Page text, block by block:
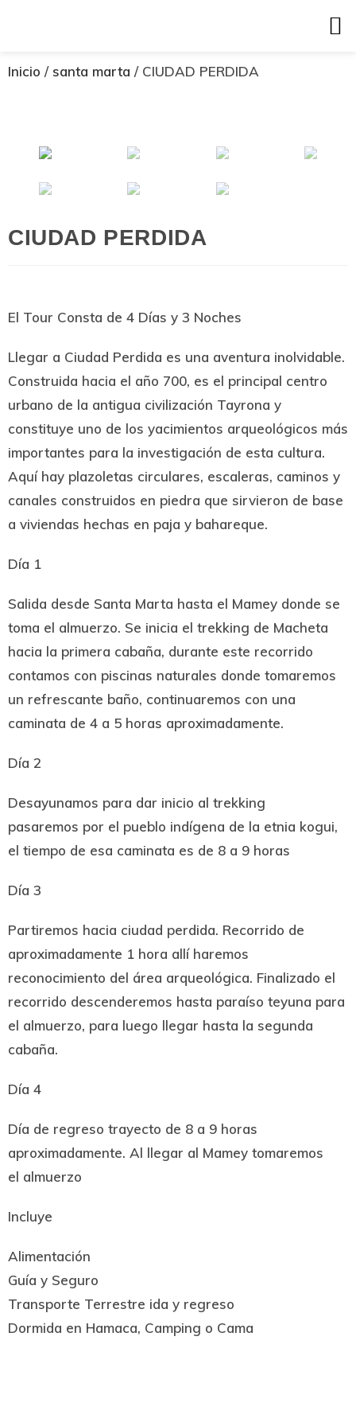
Inicio /santa marta / CIUDAD PERDIDA
CIUDAD PERDIDA
El Tour Consta de 4 Días y 3 Noches
Llegar a Ciudad Perdida es una aventura inolvidable.
Construida hacia el año 700, es el principal centro
urbano de la antigua civilización Tayrona y
constituye uno de los yacimientos arqueológicos más
importantes para la investigación de esta cultura.
Aquí hay plazoletas circulares, escaleras, caminos y
canales construidos en piedra que sirvieron de base
a viviendas hechas en paja y bahareque.
Día 1
Salida desde Santa Marta hasta el Mamey donde se
toma el almuerzo. Se inicia el trekking de Macheta
hacia la primera cabaña, durante este recorrido
contamos con piscinas naturales donde tomaremos
un refrescante baño, continuaremos con una
caminata de 4 a 5 horas aproximadamente.
Día 2
Desayunamos para dar inicio al trekking
pasaremos por el pueblo indígena de la etnia kogui,
el tiempo de esa caminata es de 8 a 9 horas
Día 3
Partiremos hacia ciudad perdida. Recorrido de
aproximadamente 1 hora allí haremos
reconocimiento del área arqueológica. Finalizado el
recorrido descenderemos hasta paraíso teyuna para
el almuerzo, para luego llegar hasta la segunda
cabaña.
Día 4
Día de regreso trayecto de 8 a 9 horas
aproximadamente. Al llegar al Mamey tomaremos
el almuerzo
Incluye
Alimentación
Guía y Seguro
Transporte Terrestre ida y regreso
Dormida en Hamaca, Camping o Cama